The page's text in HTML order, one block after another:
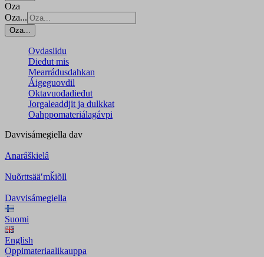
Oza
Oza...
Oza...
Ovdasiidu
Dieđut mis
Mearrádusdahkan
Áigeguovdil
Oktavuođadieđut
Jorgaleaddjit ja dulkkat
Oahppomateriálagávpi
Davvisámegiella dav
Anarâškielâ
Nuõrttsääʹmǩiõll
Davvisámegiella
Suomi
English
Oppimateriaalikauppa